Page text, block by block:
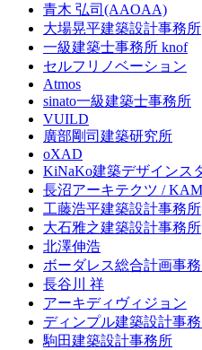
青木 弘司(AAOAA)
大場晃平建築設計事務所
一級建築士事務所 knof
セルフリノベーション
Atmos
sinato一級建築士事務所
VUILD
廣部剛司建築研究所
oXAD
KiNaKo建築デザインス
長沼アーキテクツ /
工藤浩平建築設計事務所
大石雅之建築設計事務所
北澤伸浩
ボーダレス総合計画事
長谷川 祥
アーキディヴィジョン
ディンプル建築設計事
駒田建築設計事務所